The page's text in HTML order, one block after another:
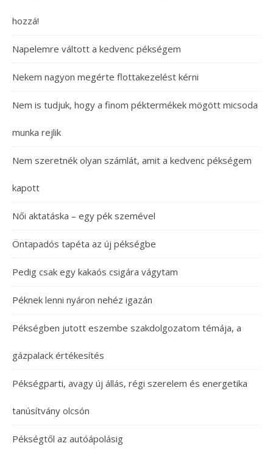
hozzá!
Napelemre váltott a kedvenc pékségem
Nekem nagyon megérte flottakezelést kérni
Nem is tudjuk, hogy a finom péktermékek mögött micsoda
munka rejlik
Nem szeretnék olyan számlát, amit a kedvenc pékségem
kapott
Női aktatáska – egy pék szemével
Öntapadós tapéta az új pékségbe
Pedig csak egy kakaós csigára vágytam
Péknek lenni nyáron nehéz igazán
Pékségben jutott eszembe szakdolgozatom témája, a
gázpalack értékesítés
Pékségparti, avagy új állás, régi szerelem és energetika
tanúsítvány olcsón
Pékségtől az autóápolásig